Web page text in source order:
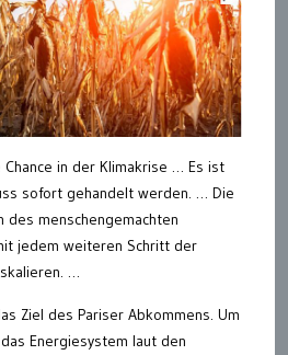
Chance in der Klimakrise … Es ist
sofort gehandelt werden. … Die
des menschengemachten
jedem weiteren Schritt der
…
Ziel des Pariser Abkommens. Um
Energiesystem laut den